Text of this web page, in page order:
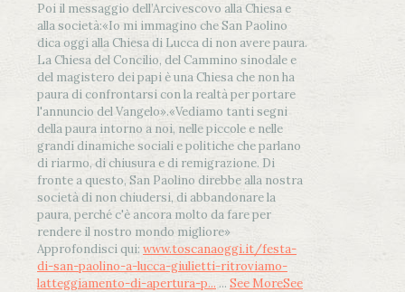
Poi il messaggio dell’Arcivescovo alla Chiesa e
alla società:«Io mi immagino che San Paolino
dica oggi alla Chiesa di Lucca di non avere paura.
La Chiesa del Concilio, del Cammino sinodale e
del magistero dei papi è una Chiesa che non ha
paura di confrontarsi con la realtà per portare
l'annuncio del Vangelo».«Vediamo tanti segni
della paura intorno a noi, nelle piccole e nelle
grandi dinamiche sociali e politiche che parlano
di riarmo, di chiusura e di remigrazione. Di
fronte a questo, San Paolino direbbe alla nostra
società di non chiudersi, di abbandonare la
paura, perché c'è ancora molto da fare per
rendere il nostro mondo migliore»
Approfondisci qui: www.toscanaoggi.it/festa-
di-san-paolino-a-lucca-giulietti-ritroviamo-
latteggiamento-di-apertura-p... ... See MoreSee